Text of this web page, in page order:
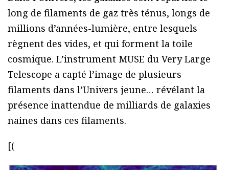
long de filaments de gaz très ténus, longs de
millions d’années-lumière, entre lesquels
règnent des vides, et qui forment la toile
cosmique. L’instrument MUSE du Very Large
Telescope a capté l’image de plusieurs
filaments dans l’Univers jeune… révélant la
présence inattendue de milliards de galaxies
naines dans ces filaments.
[(